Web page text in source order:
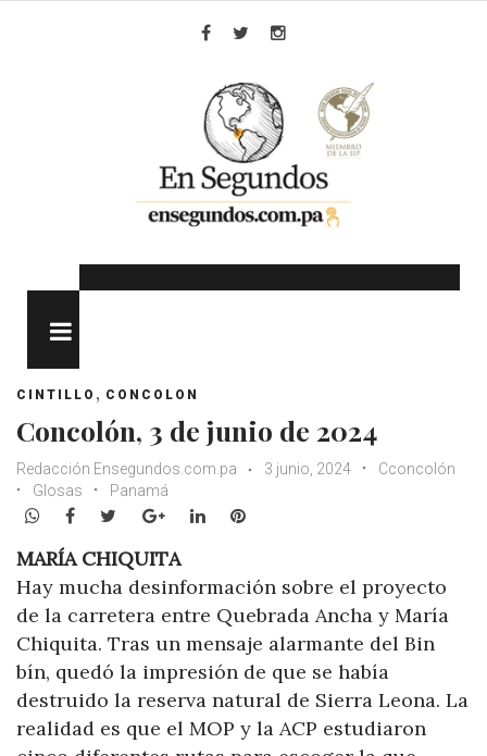
CINTILLO , CONCOLON
Concolón, 3 de junio de 2024
Redacción Ensegundos.com.pa 3 junio, 2024
Cconcolón
Glosas
Panamá
WhatsApp
Facebook
TwitterGoogle+LinkedInPinterest
MARÍA CHIQUITA
Hay mucha desinformación sobre el proyecto
de la carretera entre Quebrada Ancha y María
Chiquita. Tras un mensaje alarmante del Bin
bín, quedó la impresión de que se había
destruido la reserva natural de Sierra Leona. La
realidad es que el MOP y la ACP estudiaron